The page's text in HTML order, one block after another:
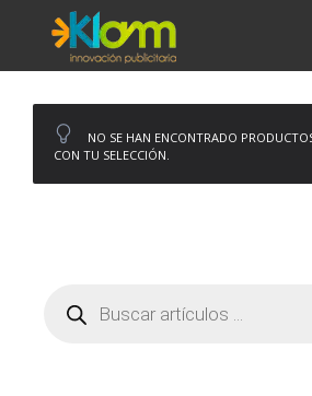
NO SE HAN ENCONTRADO
CON TU SELECCIÓN.